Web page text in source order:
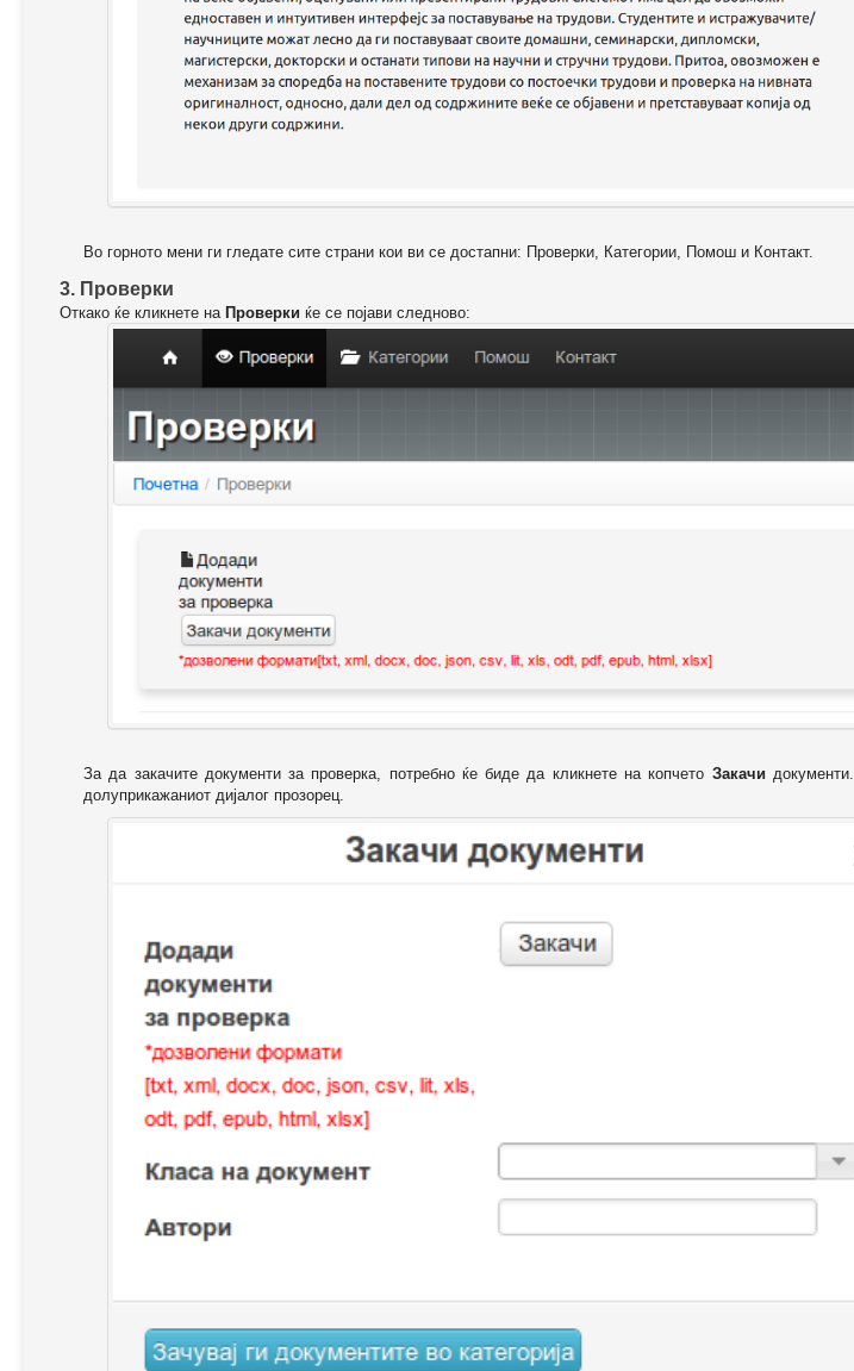
Во горното мени ги гледате сите страни кои ви се достапни: Проверки, Категории, Помош и Контакт.
3. Проверки
Откако ќе кликнете на Проверки ќе се појави следново:
За да закачите документи за проверка, потребно ќе биде да кликнете на копчето Закачи
долуприкажаниот дијалог прозорец.